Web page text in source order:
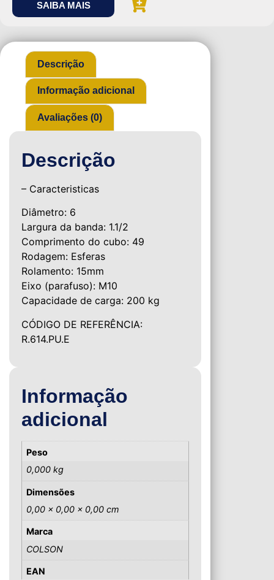
SAIBA MAIS
Descrição
Informação adicional
Avaliações (0)
Descrição
– Caracteristicas
Diâmetro: 6
Largura da banda: 1.1/2
Comprimento do cubo: 49
Rodagem: Esferas
Rolamento: 15mm
Eixo (parafuso): M10
Capacidade de carga: 200 kg
CÓDIGO DE REFERÊNCIA:
R.614.PU.E
Informação
adicional
Peso
0,000 kg
Dimensões
0,00 × 0,00 × 0,00 cm
Marca
COLSON
EAN